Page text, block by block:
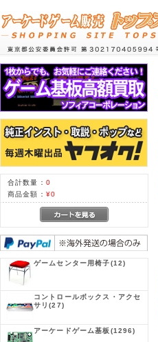
合計数量： 0
商品金額： ¥0
ゲームセンター用椅子(12)
コントロールボックス・アクセ
サリ(27)
アーケードゲーム基板 (1296)